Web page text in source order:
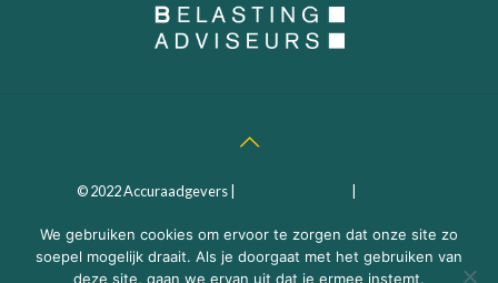
© 2022 Accuraadgevers |
We gebruiken cookies om ervoor te zorgen dat onze site zo
soepel mogelijk draait. Als je doorgaat met het gebruiken van
deze site, gaan we ervan uit dat je ermee instemt.